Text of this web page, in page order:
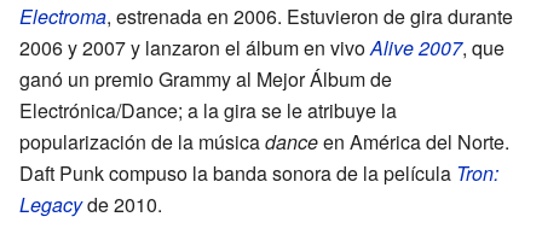
Electroma, estrenada en 2006. Estuvieron de gira durante
2006 y 2007 y lanzaron el álbum en vivoAlive 2007, que
ganó un premio Grammy al Mejor Álbum de
Electrónica/Dance; a la gira se le atribuye la
popularización de la músicadanceen América del Norte.
Daft Punk compuso la banda sonora de la película Tron:
Legacyde 2010.